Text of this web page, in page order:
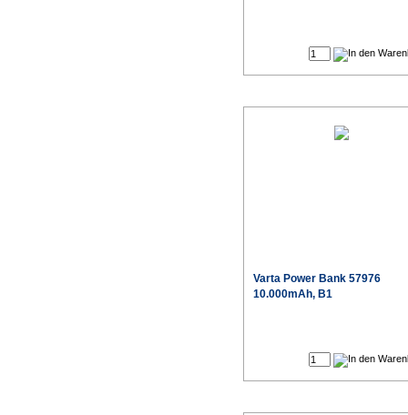
Varta Power Bank 57976
10.000mAh, B1